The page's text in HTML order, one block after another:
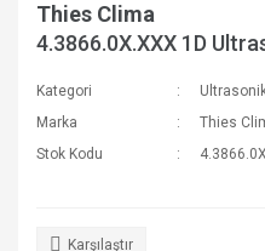
Thies Clima
4.3866.0X.XXX 1D
Kategori
Marka
Thies
Stok Kodu
Karşılaştır